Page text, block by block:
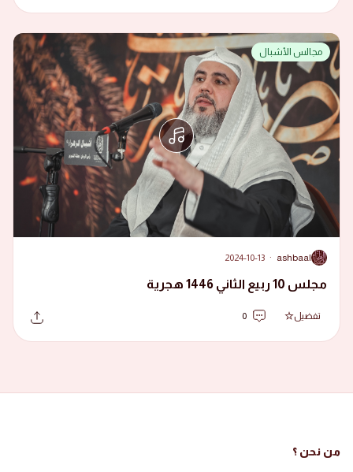
مجالس الأشبال
A
ashbaal
·
2024-10-13
مجلس 10 ربيع الثاني 1446 هجرية
تفضيل 0
من نحن ؟